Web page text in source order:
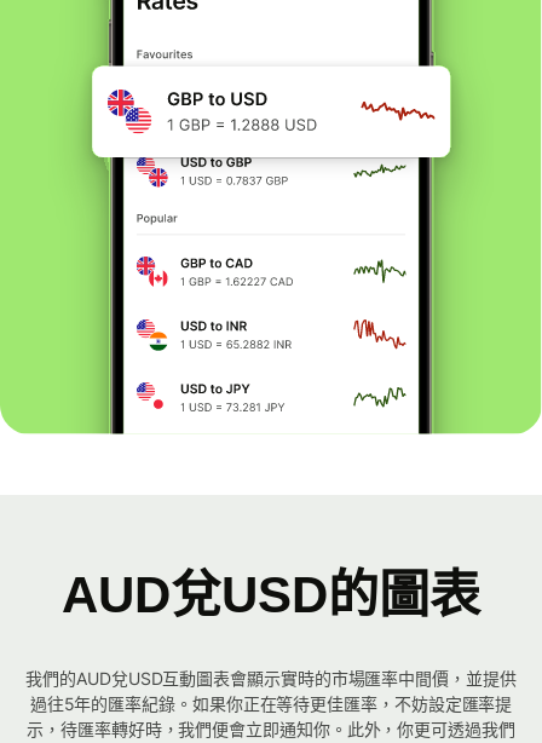
AUD兌USD的圖表
我們的AUD兌USD互動圖表會顯示實時的市場匯率中間價，並提供
過往5年的匯率紀錄。如果你正在等待更佳匯率，不妨設定匯率提
示，待匯率轉好時，我們便會立即通知你。此外，你更可透過我們